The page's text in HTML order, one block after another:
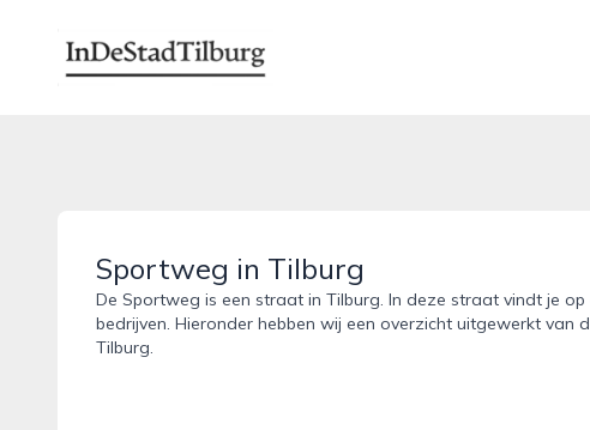
indestadtilburg.nl
Sportweg in Tilburg
De Sportweg is een straat in Tilburg. In deze straat vindt je
bedrijven. Hieronder hebben wij een overzicht uitgewerkt van
Tilburg.